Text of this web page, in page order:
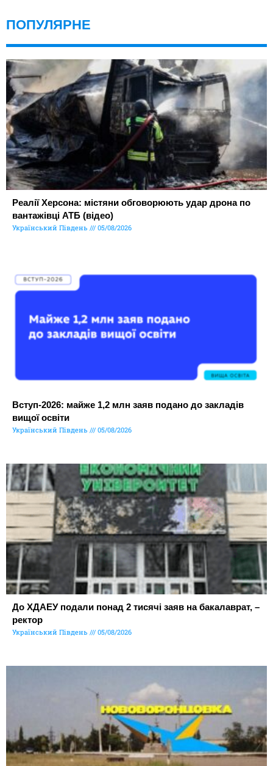
ПОПУЛЯРНЕ
Реалії Херсона: містяни обговорюють удар дрона по
вантажівці АТБ (відео)
Український Південь 05/08/2026
Вступ-2026: майже 1,2 млн заяв подано до закладів
вищої освіти
Український Південь 05/08/2026
До ХДАЕУ подали понад 2 тисячі заяв на бакалаврат, –
ректор
Український Південь 05/08/2026